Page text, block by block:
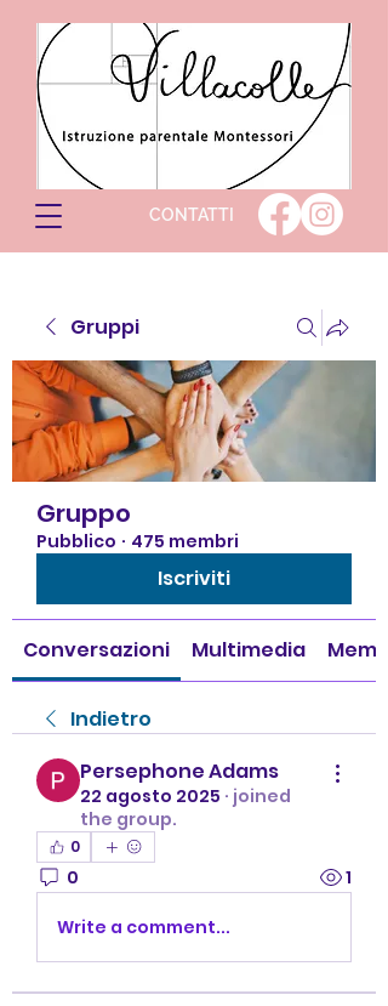
CONTATTI
Gruppi
Gruppo
Pubblico · 475 membri
Iscriviti
Conversazioni Multimedia
Indietro
Persephone Adams
22 agosto 2025 · joined
the group.
0
0 1
Write a comment...